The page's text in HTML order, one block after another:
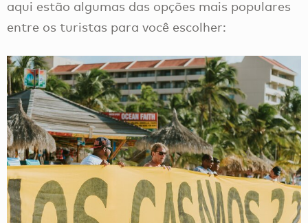
aqui estão algumas das opções mais populares
entre os turistas para você escolher: